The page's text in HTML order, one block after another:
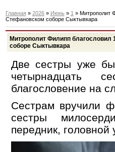
Главная » 2026 » Июнь » 1 » Митрополит
Стефановском соборе Сыктывкара
Митрополит Филипп благословил
соборе Сыктывкара
Две сестры уже
четырнадцать
благословение на
Сестрам вручили
сестры
передник, головной